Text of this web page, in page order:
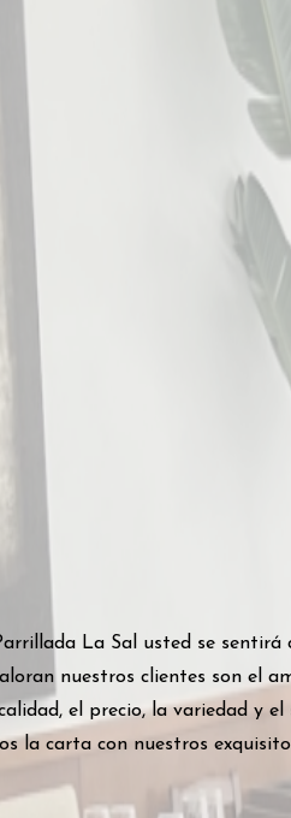
La Sal usted se sentirá
nuestros clientes son el
el precio, la variedad y el
la carta con nuestros